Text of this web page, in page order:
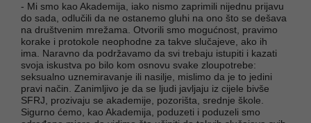
- Mi smo kao Akademija, iako nismo zaprimili nijednu prijavu
do sada, odlučili da ne ostanemo gluhi na ono što se dešava
na društvenim mrežama. Otvorili smo mogućnost, pravimo
korake i protokole neophodne za takve slučajeve, ako ih
ima. Naravno da podržavamo da svi trebaju istupiti i kazati
svoja iskustva po bilo kom osnovu svake zloupotrebe:
seksualno uznemiravanje ili nasilje, mislimo da je to jedini
pravi način. Zanimljivo je da se ljudi javljaju iz cijele bivše
SFRJ, prozivaju se akademije, pozorišta, srednje škole.
Sigurno ćemo, kao Akademija, poduzeti i poduzeli smo